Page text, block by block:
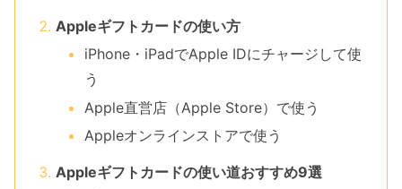
Appleギフトカードの使い方
iPhone・iPadでApple IDにチャージして使
う
Apple直営店（Apple Store）で使う
Appleオンラインストアで使う
Appleギフトカードの使い道おすすめ9選